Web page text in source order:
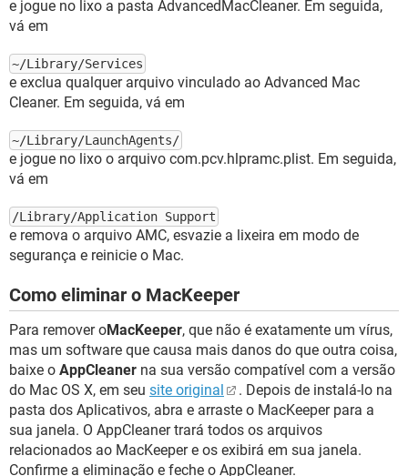
e jogue no lixo a pasta AdvancedMacCleaner. Em seguida,
vá em
~/Library/Services
e exclua qualquer arquivo vinculado ao Advanced Mac
Cleaner. Em seguida, vá em
~/Library/LaunchAgents/
e jogue no lixo o arquivo com.pcv.hlpramc.plist. Em seguida,
vá em
/Library/Application Support
e remova o arquivo AMC, esvazie a lixeira em modo de
segurança e reinicie o Mac.
Como eliminar o MacKeeper
Para remover oMacKeeper, que não é exatamente um vírus,
mas um software que causa mais danos do que outra coisa,
baixe o AppCleaner na sua versão compatível com a versão
do Mac OS X, em seu site original
. Depois de instalá-lo na
pasta dos Aplicativos, abra e arraste o MacKeeper para a
sua janela. O AppCleaner trará todos os arquivos
relacionados ao MacKeeper e os exibirá em sua janela.
Confirme a eliminação e feche o AppCleaner.